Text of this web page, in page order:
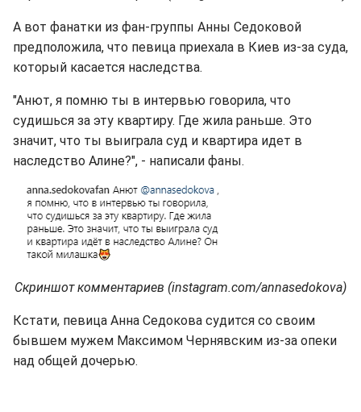
А вот фанатки из фан-группы Анны Седоковой
предположила, что певица приехала в Киев из-за суда,
который касается наследства.
"Анют, я помню ты в интервью говорила, что
судишься за эту квартиру. Где жила раньше. Это
значит, что ты выиграла суд и квартира идет в
наследство Алине?", - написали фаны.
Скриншот комментариев (instagram.com/annasedokova)
Кстати, певица Анна Седокова судится со своим
бывшем мужем Максимом Чернявским из-за опеки
над общей дочерью.